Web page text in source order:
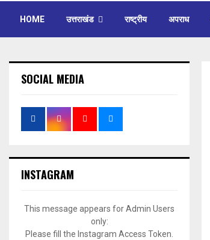
HOME उत्तराखंड राष्ट्रीय अपराध
SOCIAL MEDIA
INSTAGRAM
This message appears for Admin Users
only:
Please fill the Instagram Access Token.